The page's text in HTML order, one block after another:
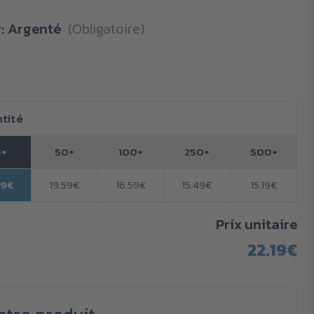
Argenté (Obligatoire)
50+
19.59€
100+
16.59€
250+
15.49€
500+
15.19€
Prix unitaire
22.19€